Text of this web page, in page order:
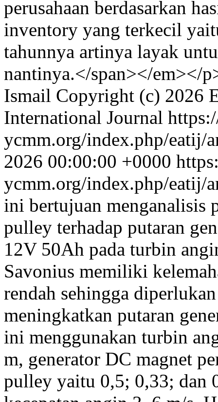
perusahaan berdasarkan
inventory yang terkecil
tahunnya artinya layak
nantinya.</span></em></
Ismail Copyright (c) 2026
International Journal
ycmm.org/index.php/eatij/
2026 00:00:00 +0000
ycmm.org/index.php/eatij/
ini bertujuan menganalisis
pulley terhadap putaran
12V 50Ah pada turbin
Savonius memiliki
rendah sehingga
meningkatkan putaran
ini menggunakan turbin
m, generator DC magnet
pulley yaitu 0,5; 0,33; dan